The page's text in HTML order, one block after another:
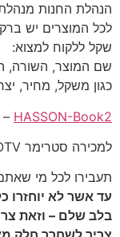
הנהלת החנות
לכל המוצרים יש
שקל ללקוח למצוא:
שם המוצר, השורה,
כגון משקל, מחיר,
HASSON-Book2
למכירה סטרימר GOTV –
תעבירו לכל מי
עד אשר לא יוחזרו
בלב שלם – וזאת